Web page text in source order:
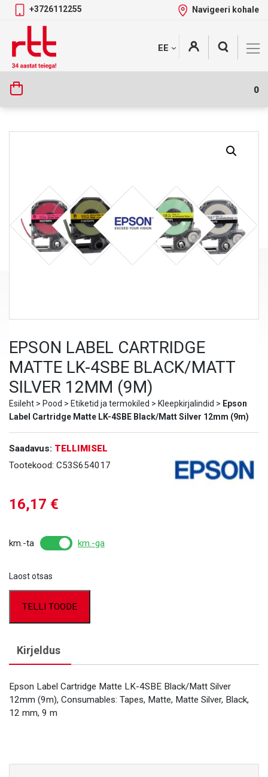
Skip
content
+3726112255 Navigeeri kohale
EE
0
Tootekategooriad +
EPSON LABEL CARTRIDGE
MATTE LK-4SBE BLACK/MATT
SILVER 12MM (9M)
Esileht > Pood > Etiketid ja termokiled > Kleepkirjalindid > Epson
Label Cartridge Matte LK-4SBE Black/Matt Silver 12mm (9m)
Saadavus: TELLIMISEL
Tootekood: C53S654017
16,17 €
km.-ta km.-ga
Laost otsas
TELLI TOODE
Kirjeldus
Epson Label Cartridge Matte LK-4SBE Black/Matt Silver
12mm (9m), Consumables: Tapes, Matte, Matte Silver, Black,
12 mm, 9 m